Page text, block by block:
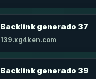
Backlink generado 37
139.xg4ken.com
Backlink generado 39